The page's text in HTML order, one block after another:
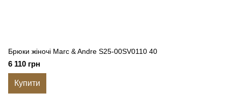
Брюки жіночі Marc & Andre S25-00SV0110 40
6 110 грн
Купити